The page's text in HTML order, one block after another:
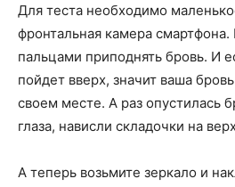
Для теста необходимо
фронтальная камера
пальцами приподнять бровь. И
пойдет вверх, значит ваша
своем месте. А раз опустилась
глаза, нависли складочки на
А теперь возьмите зеркало и